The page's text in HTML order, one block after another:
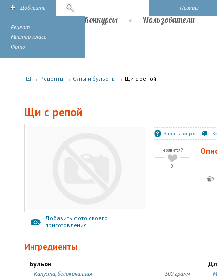
Повары
Добавить
Рецепт
Мастер-класс
Фото
Конкурсы Пользователи
→ Рецепты → Супы и бульоны → Щи с репой
Щи с репой
Добавить фото своего
приготовления
Задать вопрос
нравится?
0
Ингредиенты
Бульон
500 грамм
Капуста, белокочанная